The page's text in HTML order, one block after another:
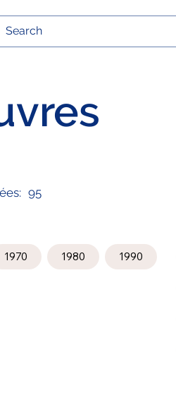
1970 1980 1990
95